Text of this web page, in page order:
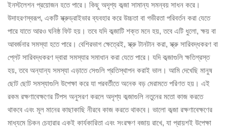
ইনস্টলেশন প্রয়োজন হতে পারে। কিছু অদৃশ্য কব্জা সামান্য সমন্বয় সাধন করে।
উদাহরণস্বরূপ, একটি স্ক্রুড্রাইভার ব্যবহার করে উচ্চতা বা গভীরতা পরিবর্তন করা যেতে
পারে যাতে আরও ঘনিষ্ঠ ফিট হয়। তবে যদি কব্জাটি শক্ত মনে হয়, তবে এটি ধুলো, ক্ষয় বা
আবর্জনার সমস্যা হতে পারে। বেশিরভাগ ক্ষেত্রেই, স্ক্রু টানটান করা, স্ক্রু সারিবদ্ধকরণ বা
প্লেট সারিবদ্ধকরণ দ্বারা সমস্যার সমাধান করা যেতে পারে। যদি কব্জাগুলি ক্ষতিগ্রস্ত
হয়, তবে অন্যান্য সমস্যা এড়াতে সেগুলি প্রতিস্থাপন করাই ভাল। আমি দেখেছি মানুষ
ছোট ছোট সমস্যাগুলি উপেক্ষা করে যা পরবর্তীতে অনেক বড় মেরামতে পরিণত হয়। এই
রকম রক্ষণাবেক্ষণের টিপস অনুসরণ করলে অদৃশ্য কব্জাগুলি নতুনের মতো কাজ করতে
থাকবে এবং মূল মানের কাছাকাছি নীরবে কাজ করতে থাকবে। ভালো কব্জা রক্ষণাবেক্ষণের
মাধ্যমে চিকন চেহারার একই কার্যকারিতা এবং সংরক্ষণ বজায় রাখে, যা প্রায়শই উপেক্ষা